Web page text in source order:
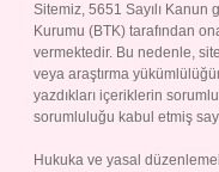
Sitemiz, 5651 Sayılı
Kurumu (BTK) tarafından
vermektedir. Bu nedenle,
veya araştırma
yazdıkları içeriklerin
sorumluluğu kabul etmiş
Hukuka ve yasal